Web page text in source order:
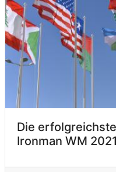
Die
Ironman WM